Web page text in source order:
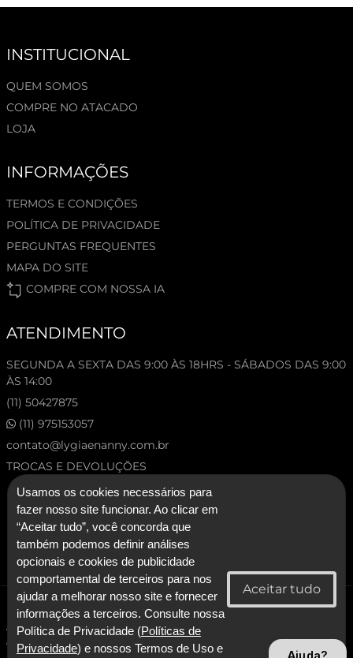
INSTITUCIONAL
QUEM SOMOS
COMPRE NO ATACADO
LOJA
INFORMAÇÕES
TERMOS E CONDIÇÕES
POLÍTICA DE PRIVACIDADE
PERGUNTAS FREQUENTES
MAPA DO SITE
COMPRE COM NOSSA IA
ATENDIMENTO
SEGUNDA A SEXTA DAS 9:00 ÀS 18HRS - SÁBADOS DAS 9:00
ÀS 14:00
(11) 50427875
(11) 975153057
contato@lygiaenanny.com.br
TROCAS E DEVOLUÇÕES
© 2026 Lygia & Nanny. Todos os direitos reservados.
CNPJ: 53.227.120/0001-92 - Lygia & Nanny Artesanato Confeccoes e
Comercio LTDA
Usamos os cookies necessários para
fazer nosso site funcionar. Ao clicar em
“Aceitar tudo”, você concorda que
também podemos definir análises
opcionais e cookies de publicidade
comportamental de terceiros para nos
ajudar a melhorar nosso site e fornecer
informações a terceiros. Consulte nossa
Política de Privacidade (Políticas de
Privacidade) e nossos Termos de Uso e Ajuda?